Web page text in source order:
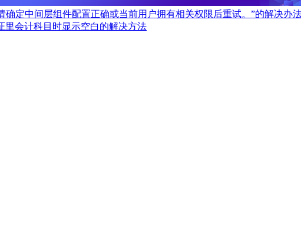
确定中间层组件配置正确或当前用户拥有相关权限后重试。”的解决办
里会计科目时显示空白的解决方法